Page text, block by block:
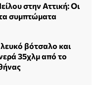
στην Αττική: Οι
συμπτώματα
βότσαλο και
35χλμ από το